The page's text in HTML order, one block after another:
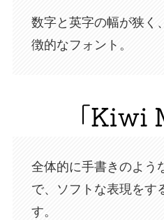
数字と英字の幅が狭く
徴的なフォント。
全体的に手書きのよう
で、ソフトな表現をす
す。